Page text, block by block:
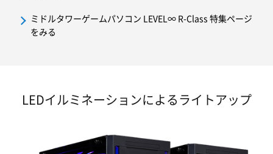
ミドルタワーゲームパソコン LEVEL∞ R-Class 特集ページ
をみる
LEDイルミネーションによるライトアップ